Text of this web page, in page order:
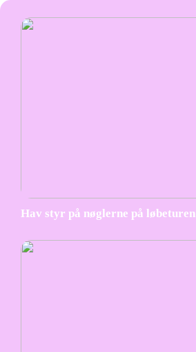
Hav styr på nøglerne på løbeturen